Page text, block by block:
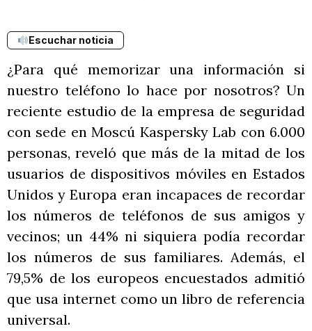
Escuchar noticia
¿Para qué memorizar una información si
nuestro teléfono lo hace por nosotros? Un
reciente estudio de la empresa de seguridad
con sede en Moscú Kaspersky Lab con 6.000
personas, reveló que más de la mitad de los
usuarios de dispositivos móviles en Estados
Unidos y Europa eran incapaces de recordar
los números de teléfonos de sus amigos y
vecinos; un 44% ni siquiera podía recordar
los números de sus familiares. Además, el
79,5% de los europeos encuestados admitió
que usa internet como un libro de referencia
universal.